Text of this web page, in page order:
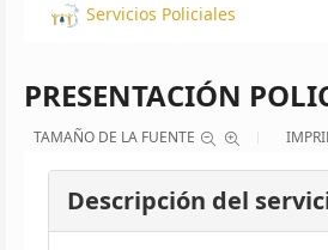
Servicios Policiales
PRESENTACIÓN
TAMAÑO DE LA FUENTE
Descripción del